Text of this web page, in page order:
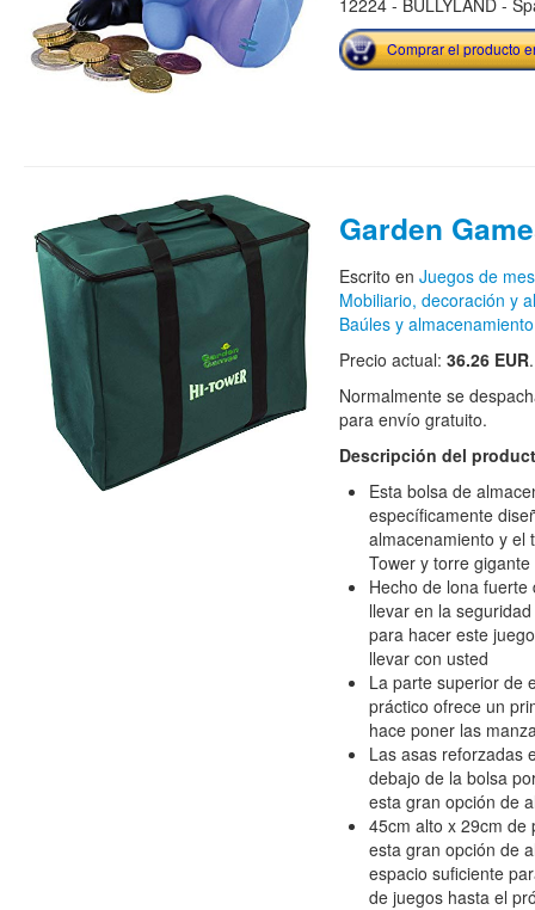
12224 - BULLYLAND -
Comprar el producto
Garden
Escrito en Juegos de
Mobiliario, decoración y
Baúles y
Precio actual: 36.26 EUR.
Normalmente se
para envío gratuito.
Descripción del
Esta bolsa de
específicamente
almacenamiento y el
Tower y torre gigante
Hecho de lona
llevar en la
para hacer este
llevar con usted
La parte superior de
práctico ofrece un
hace poner las
Las asas reforzadas
debajo de la bolsa
esta gran opción de
45cm alto x 29cm de
esta gran opción de
espacio suficiente
de juegos hasta el